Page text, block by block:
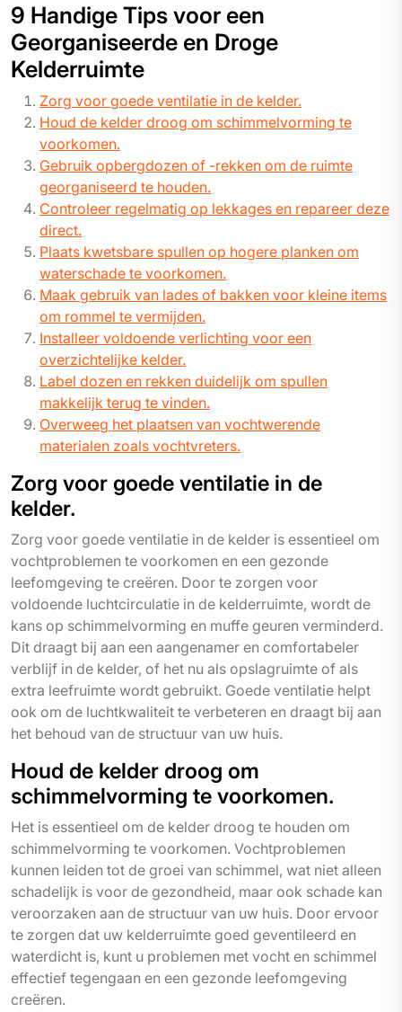
9 Handige Tips voor een
Georganiseerde en Droge
Kelderruimte
Zorg voor goede ventilatie in de kelder.
Houd de kelder droog om schimmelvorming te
voorkomen.
Gebruik opbergdozen of -rekken om de ruimte
georganiseerd te houden.
Controleer regelmatig op lekkages en repareer deze
direct.
Plaats kwetsbare spullen op hogere planken om
waterschade te voorkomen.
Maak gebruik van lades of bakken voor kleine items
om rommel te vermijden.
Installeer voldoende verlichting voor een
overzichtelijke kelder.
Label dozen en rekken duidelijk om spullen
makkelijk terug te vinden.
Overweeg het plaatsen van vochtwerende
materialen zoals vochtvreters.
Zorg voor goede ventilatie in de
kelder.
Zorg voor goede ventilatie in de kelder is essentieel om
vochtproblemen te voorkomen en een gezonde
leefomgeving te creëren. Door te zorgen voor
voldoende luchtcirculatie in de kelderruimte, wordt de
kans op schimmelvorming en muffe geuren verminderd.
Dit draagt bij aan een aangenamer en comfortabeler
verblijf in de kelder, of het nu als opslagruimte of als
extra leefruimte wordt gebruikt. Goede ventilatie helpt
ook om de luchtkwaliteit te verbeteren en draagt bij aan
het behoud van de structuur van uw huis.
Houd de kelder droog om
schimmelvorming te voorkomen.
Het is essentieel om de kelder droog te houden om
schimmelvorming te voorkomen. Vochtproblemen
kunnen leiden tot de groei van schimmel, wat niet alleen
schadelijk is voor de gezondheid, maar ook schade kan
veroorzaken aan de structuur van uw huis. Door ervoor
te zorgen dat uw kelderruimte goed geventileerd en
waterdicht is, kunt u problemen met vocht en schimmel
effectief tegengaan en een gezonde leefomgeving
creëren.